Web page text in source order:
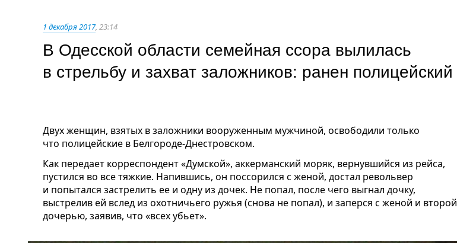
1 декабря 2017, 23:14
В Одесской области семейная ссора вылилась
в стрельбу и захват заложников: ранен полицейский
Двух женщин, взятых в заложники вооруженным мужчиной, освободили только
что полицейские в Белгороде-Днестровском.
Как передает корреспондент «Думской», аккерманский моряк, вернувшийся из рейса,
пустился во все тяжкие. Напившись, он поссорился с женой, достал револьвер
и попытался застрелить ее и одну из дочек. Не попал, после чего выгнал дочку,
выстрелив ей вслед из охотничьего ружья (снова не попал), и заперся с женой и второй
дочерью, заявив, что «всех убьет».